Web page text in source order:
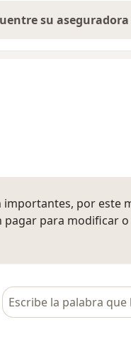
su aseguradora
importantes, por este
pagar para modificar
Busca en opiniones